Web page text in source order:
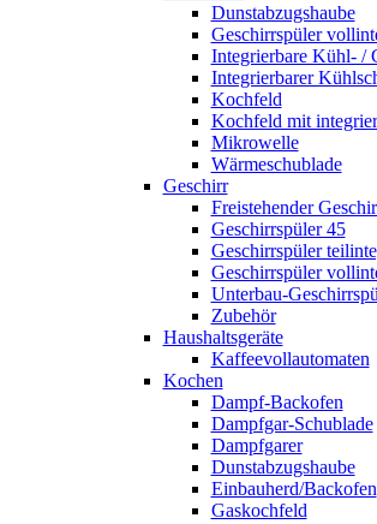
Dunstabzugshaube
Geschirrspüler
Integrierbare Kühl- /
Integrierbarer
Kochfeld
Kochfeld mit
Mikrowelle
Wärmeschublade
Geschirr
Freistehender
Geschirrspüler 45
Geschirrspüler
Geschirrspüler
Unterbau-
Zubehör
Haushaltsgeräte
Kaffeevollautomaten
Kochen
Dampf-Backofen
Dampfgar-Schublade
Dampfgarer
Dunstabzugshaube
Einbauherd/Backofen
Gaskochfeld